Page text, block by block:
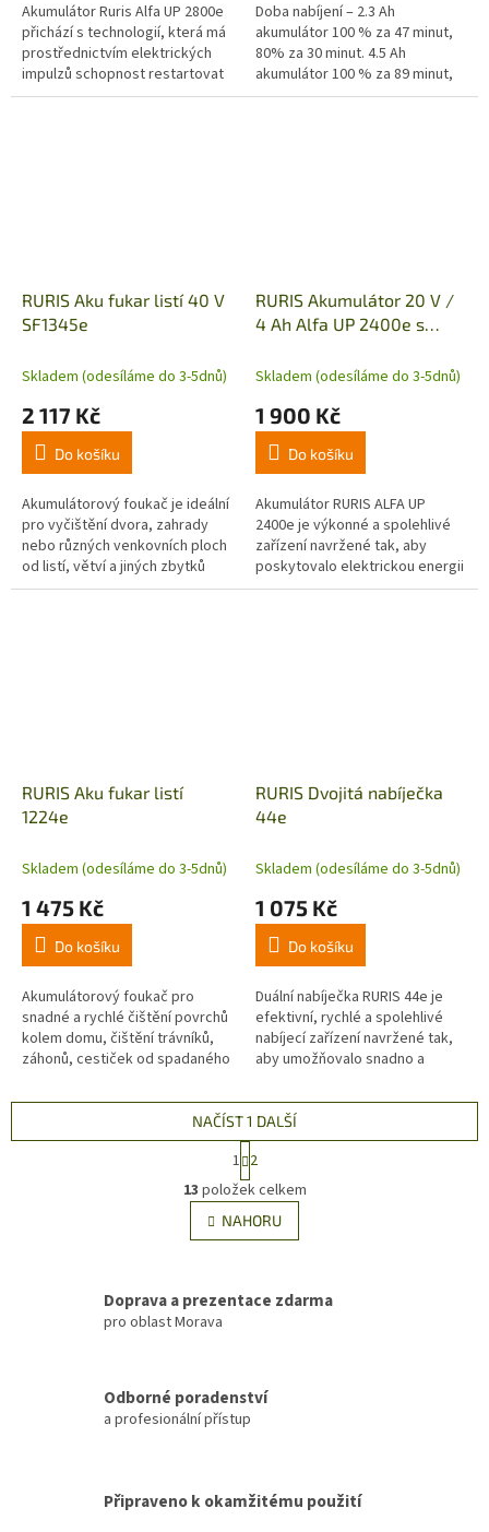
Akumulátor Ruris Alfa UP 2800e
přichází s technologií, která má
prostřednictvím elektrických
impulzů schopnost restartovat
akumulátor, když je vybitý nebo
Doba nabíjení – 2.3 Ah
akumulátor 100 % za 47 minut,
80% za 30 minut. 4.5 Ah
akumulátor 100 % za 89 minut,
80% za 60 minut. 16Ah
RURIS Aku fukar listí 40 V
SF1345e
Skladem (odesíláme do 3-5dnů)
2 117 Kč
Do košíku
Akumulátorový foukač je ideální
pro vyčištění dvora, zahrady
nebo různých venkovních ploch
od listí, větví a jiných zbytků
rostlin.
RURIS Akumulátor 20 V /
4 Ah Alfa UP 2400e s
Skladem (odesíláme do 3-5dnů)
1 900 Kč
Do košíku
Akumulátor RURIS ALFA UP
2400e je výkonné a spolehlivé
zařízení navržené tak, aby
poskytovalo elektrickou energii
efektivním způsobem. Je
RURIS Aku fukar listí
1224e
Skladem (odesíláme do 3-5dnů)
1 475 Kč
Do košíku
Akumulátorový foukač pro
snadné a rychlé čištění povrchů
kolem domu, čištění trávníků,
záhonů, cestiček od spadaného
odpadků, napájen je 20 V Li-Ion...
RURIS Dvojitá nabíječka
44e
Skladem (odesíláme do 3-5dnů)
1 075 Kč
Do košíku
Duální nabíječka RURIS 44e je
efektivní, rychlé a spolehlivé
nabíjecí zařízení navržené tak,
aby umožňovalo snadno a
O
v
l
á
c
v
k
y
p
i
NAČÍST 1 DALŠÍ
S
t
r
á
n
k
á
1 2
13 položek celkem
NAHORU
Doprava a prezentace zdarma
pro oblast Morava
Odborné poradenství
a profesionální přístup
Připraveno k okamžitému použití